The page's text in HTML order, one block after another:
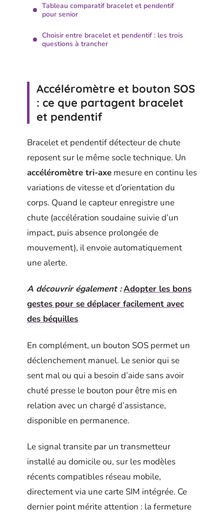
Tableau comparatif bracelet et pendentif
pour senior
Choisir entre bracelet et pendentif : les trois
questions à trancher
Accéléromètre et bouton SOS
: ce que partagent bracelet
et pendentif
Bracelet et pendentif détecteur de chute
reposent sur le même socle technique. Un
accéléromètre tri-axe mesure en continu les
variations de vitesse et d’orientation du
corps. Quand le capteur enregistre une
chute (accélération soudaine suivie d’un
impact, puis absence prolongée de
mouvement), il envoie automatiquement
une alerte.
A découvrir également :Adopter les bons
gestes pour se déplacer facilement avec
des béquilles
En complément, un bouton SOS permet un
déclenchement manuel. Le senior qui se
sent mal ou qui a besoin d’aide sans avoir
chuté presse le bouton pour être mis en
relation avec un chargé d’assistance,
disponible en permanence.
Le signal transite par un transmetteur
installé au domicile ou, sur les modèles
récents compatibles réseau mobile,
directement via une carte SIM intégrée. Ce
dernier point mérite attention : la fermeture